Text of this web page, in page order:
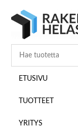
pääsisältöön
ensisijaiseen
alatunnisteeseen
ETUSIVU
TUOTTEET
YRITYS